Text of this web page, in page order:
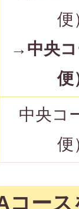
便
→中央
便
中央コ
便
コー